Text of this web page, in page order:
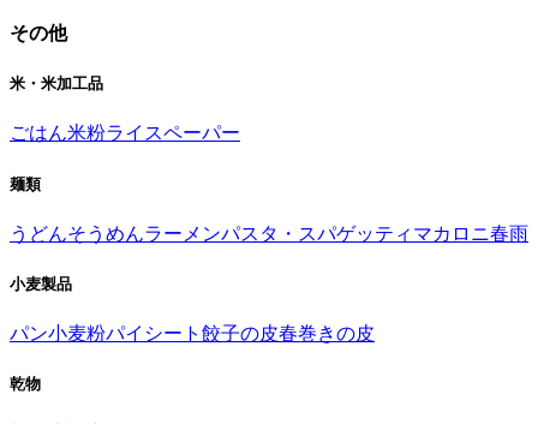
その他
米・米加工品
ごはん米粉ライスペーパー
麺類
うどんそうめんラーメンパスタ・スパゲッティ マカロニ春雨
小麦製品
パン小麦粉パイシート 餃子の皮春巻きの皮
乾物